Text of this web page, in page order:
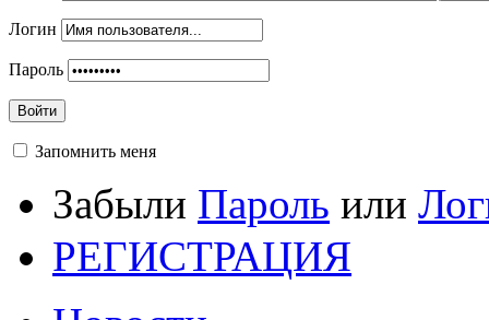
Логин
Пароль
Войти
Запомнить меня
Забыли Пароль или
РЕГИСТРАЦИЯ